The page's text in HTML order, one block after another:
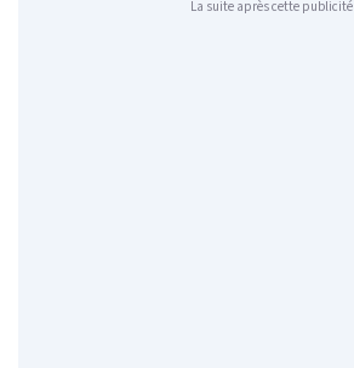
La suite après cette publicité